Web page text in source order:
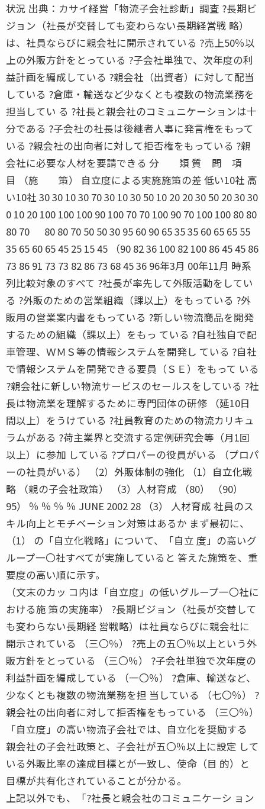
状況 出典：カサイ経営「物流子会社診断」調査 ?長期ビ
ジョン（社長が交替しても変わらない長期経営戦 略）
は、社員ならびに親会社に開示されている ?売上50％以
上の外販方針をとっている ?子会社単独で、次年度の利
益計画を編成している ?親会社（出資者）に対して配当
している ?倉庫・輸送など少なくとも複数の物流業務を
担当してい る ?社長と親会社のコミュニケーションは十
分である ?子会社の社長は後継者人事に発言権をもって
いる ?親会社の出向者に対して拒否権をもっている ?親
会社に必要な人材を要請できる 分 類 質 問 項
目 （施 策） 自立度による実施施策の差 低い10社 高
い10社 30 30 10 30 70 30 10 30 50 10 20 20 30 50 20 30 30
0 10 20 100 100 100 90 100 70 70 100 90 70 100 100 80 80
80 70 80 80 70 50 50 30 95 60 90 65 35 35 60 65 65 55
35 65 60 65 45 25 15 45 （90 82 36 100 82 100 86 45 45 86
73 86 91 73 73 82 86 73 68 45 36 96年3月 00年11月 時系
列比較対象のすべて ?社長が率先して外販活動をしてい
る ?外販のための営業組織（課以上）をもっている ?外
販用の営業案内書をもっている ?新しい物流商品を開発
するための組織（課以上）をもっ ている ?自社独自で配
車管理、ＷＭＳ等の情報システムを開発し ている ?自社
で情報システムを開発できる要員（ＳＥ）をもって いる
?親会社に新しい物流サービスのセールスをしている ?社
長は物流業を理解するために専門団体の研修 （延10日
間以上）をうけている ?社員教育のための物流カリキュ
ラムがある ?荷主業界と交流する定例研究会等（月1回
以上）に参加 している ?プロパーの役員がいる （プロパ
ーの社員がいる） （2）外販体制の強化 （1）自立化戦
略 （親の子会社政策） （3）人材育成 （80） （90）
95） ％ ％ ％ ％ JUNE 2002 28 （3） 人材育成 社員のス
キル向上とモチベーション対策はあるか まず最初に、
（1） の「自立化戦略」について、「自立 度」の高いグ
ループ一〇社すべてが実施していると 答えた施策を、重
要度の高い順に示す。
（文末のカッ コ内は「自立度」の低いグループ一〇社に
おける施 策の実施率） ?長期ビジョン（社長が交替して
も変わらない長期経 営戦略）は社員ならびに親会社に
開示されている （三〇％） ?売上の五〇％以上という外
販方針をとっている （三〇％） ?子会社単独で次年度の
利益計画を編成している （一〇％） ?倉庫、輸送など、
少なくとも複数の物流業務を担 当している （七〇％） ?
親会社の出向者に対して拒否権をもっている （三〇％）
「自立度」の高い物流子会社では、自立化を奨励する
親会社の子会社政策と、子会社が五〇％以上に設定 して
いる外販比率の達成目標とが一致し、使命（目 的）と
目標が共有化されていることが分かる。
上記以外でも、「?社長と親会社のコミュニケーシ ョン